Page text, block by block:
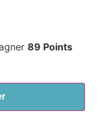
89 Points